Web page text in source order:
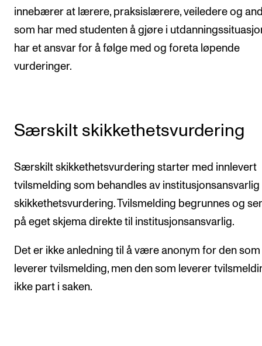
innebærer at lærere, praksislærere, veiledere og
som har med studenten å gjøre i
har et ansvar for å følge med og foreta løpende
vurderinger.
Særskilt skikkethetsvurdering
Særskilt skikkethetsvurdering starter med innlevert
tvilsmelding som behandles av
skikkethetsvurdering. Tvilsmelding begrunnes og
på eget skjema direkte til institusjonsansvarlig.
Det er ikke anledning til å være anonym for den som
leverer tvilsmelding, men den som leverer
ikke part i saken.